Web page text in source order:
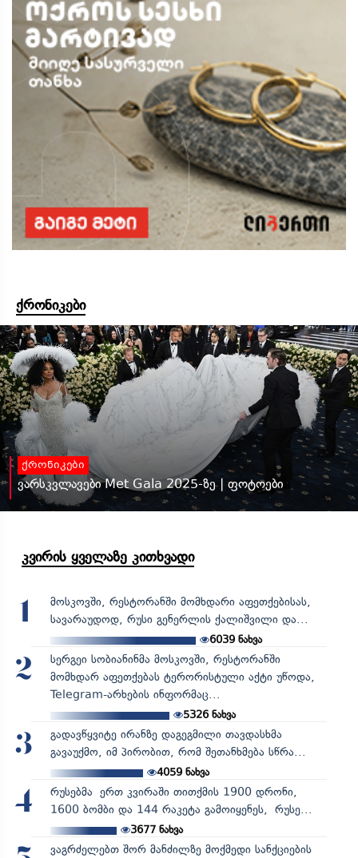
ქრონიკები
ქრონიკები
ვარსკვლავები Met Gala 2025-ზე | ფოტოები
კვირის ყველაზე კითხვადი
1
მოსკოვში, რესტორანში მომხდარი აფეთქებისას,
სავარაუდოდ, რუსი გენერლის ქალიშვილი და...
6039 ნახვა
2
სერგეი სობიანინმა მოსკოვში, რესტორანში
მომხდარ აფეთქებას ტერორისტული აქტი უწოდა,
Telegram-არხების ინფორმაც...
5326ნახვა
3
გადავწყვიტე ირანზე დაგეგმილი თავდასხმა
გავაუქმო, იმ პირობით, რომ შეთანხმება სწრა...
4059ნახვა
4
რუსებმა ერთ კვირაში თითქმის 1900 დრონი,
1600 ბომბი და 144 რაკეტა გამოიყენეს, რუსე...
3677ნახვა
ვაგრძელებთ შორ მანძილზე მოქმედი სანქციების